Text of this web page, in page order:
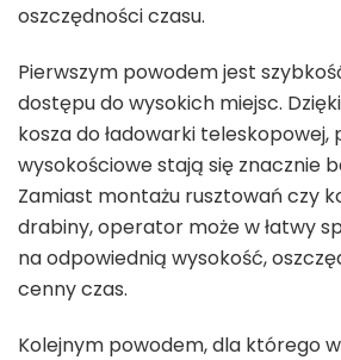
oszczędności czasu.
Pierwszym powodem jest
dostępu do wysokich miejsc.
kosza do ładowarki teleskopowej,
wysokościowe stają się znacznie
Zamiast montażu rusztowań czy
drabiny, operator może w łatwy
na odpowiednią wysokość,
cenny czas.
Kolejnym powodem, dla którego